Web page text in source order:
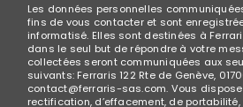
Les données personnelles communiquées sont nécessaires aux
fins de vous contacter et sont
informatisé. Elles sont destinées à
dans le seul but de répondre à votre
collectées seront communiquées aux
suivants: Ferraris 122 Rte de Genève,
contact@ferraris-sas.com. Vous
rectification, d’effacement, de